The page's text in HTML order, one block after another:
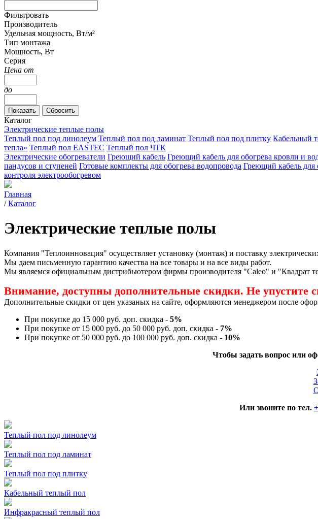
Фильтровать
Производитель
Удельная мощность, Вт/м²
Тип монтажа
Мощность, Вт
Серия
Цена от
до
Каталог
Электрические теплые полы
Теплый пол под линолеум Теплый пол под ламинат Теплый пол под плитку Кабельный
тепла» Теплый пол EASTEC Теплый пол ЧТК
Электрические обогреватели Греющий кабель Греющий кабель для обогрева кровли и
пандусов и ступеней Готовые комплекты для обогрева водопровода Греющий кабель для
контроля электрообогревом
Главная
/Каталог
Электрические теплые полы
Компания "Теплоинновация" осуществляет установку (монтаж) и поставку
Мы даем письменную гарантию качества на все товары и на все виды работ.
Мы являемся официальным дистрибьютером фирмы производителя "Caleo" и "Квадрат
Внимание, доступны дополнительные скидки. Не упустите
Дополнительные скидки от цен указаных на сайте, оформляются менеджером после
При покупке до 15 000 руб. доп. скидка - 5%
При покупке от 15 000 руб. до 50 000 руб. доп. скидка - 7%
При покупке от 50 000 руб. до 100 000 руб. доп. скидка - 10%
Чтобы задать вопрос или
Или звоните по тел.
Теплый пол под линолеум
Теплый пол под ламинат
Теплый пол под плитку
Кабельный теплый пол
Инфракрасный теплый пол